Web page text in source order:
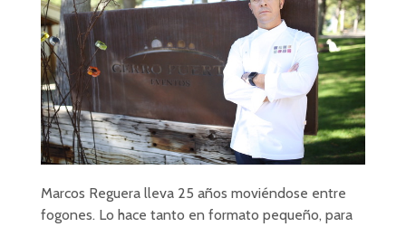
Marcos Reguera lleva 25 años moviéndose entre
fogones. Lo hace tanto en formato pequeño, para